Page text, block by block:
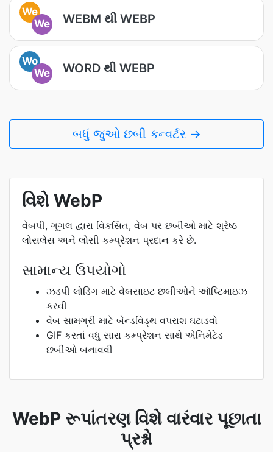
We
We
WEBM થી WEBP
Wo
We
WORD થી WEBP
બધું જુઓ છબી કન્વર્ટર →
વિશે WebP
વેબપી, ગૂગલ દ્વારા વિકસિત, વેબ પર છબીઓ માટે શ્રેષ્ઠ
લોસલેસ અને લોસી કમ્પ્રેશન પ્રદાન કરે છે.
સામાન્ય ઉપયોગો
ઝડપી લોડિંગ માટે વેબસાઇટ છબીઓને ઑપ્ટિમાઇઝ
કરવી
વેબ સામગ્રી માટે બેન્ડવિડ્થ વપરાશ ઘટાડવો
GIF કરતાં વધુ સારા કમ્પ્રેશન સાથે એનિમેટેડ
છબીઓ બનાવવી
WebP રૂપાંતરણ વિશે વારંવાર પૂછાતા
પ્રશ્નો